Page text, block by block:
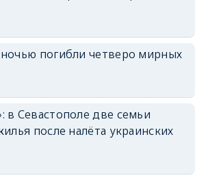
erid: 2SDnjdPjgYS
погибли четверо мирных
в Севастополе две семьи
после налёта украинских